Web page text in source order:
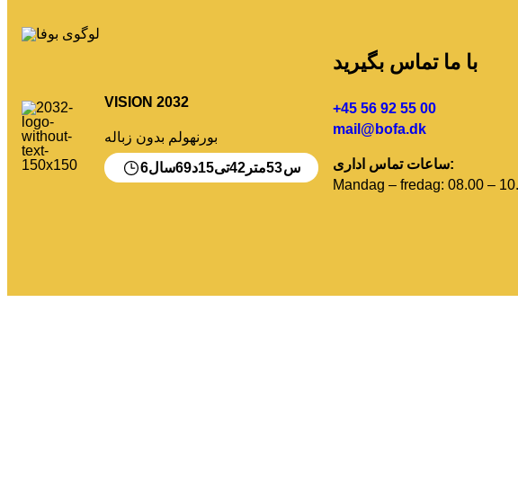
VISION 2032
بورنهولم بدون زباله
6سال69د15تی42متر52س
با ما تماس بگیرید
+45 56 92 55 00
mail@bofa.dk
ساعات تماس اداری:
Mandag – fredag: 08.00 –